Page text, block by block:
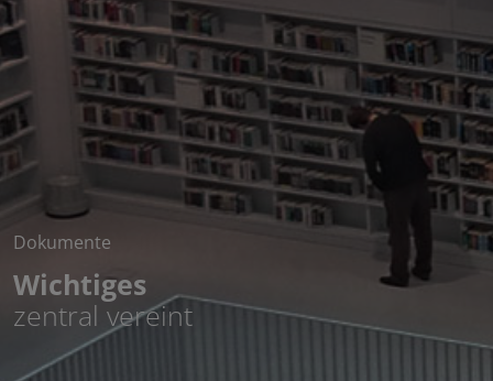
Dokumente
Wichtiges
zentral vereint